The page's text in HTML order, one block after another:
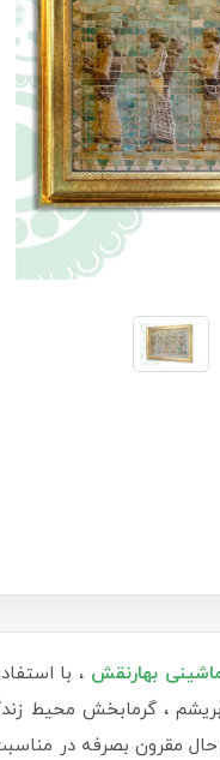
بهارنقش ، با
، گرمابخش محیط
مقرون بصرفه در مناسبت